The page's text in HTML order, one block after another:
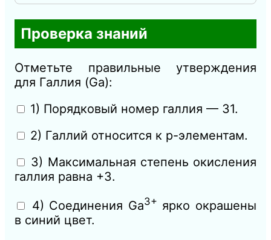
Проверка знаний
Отметьте правильные утверждения
для Галлия (Ga):
1) Порядковый номер галлия — 31.
2) Галлий относится к p-элементам.
3) Максимальная степень окисления
галлия равна +3.
4) Соединения Ga3+ ярко окрашены
в синий цвет.